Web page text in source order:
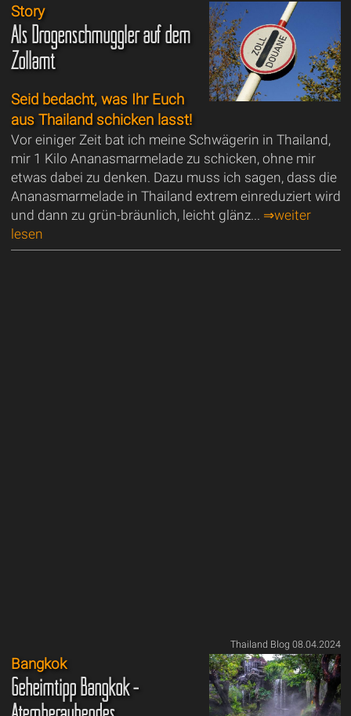
Story
Als Drogenschmuggler auf dem
Zollamt
Seid bedacht, was Ihr Euch
aus Thailand schicken lasst!
Vor einiger Zeit bat ich meine Schwägerin in Thailand,
mir 1 Kilo Ananasmarmelade zu schicken, ohne mir
etwas dabei zu denken. Dazu muss ich sagen, dass die
Ananasmarmelade in Thailand extrem einreduziert wird
und dann zu grün-bräunlich, leicht glänz... ⇒weiter
lesen
Thailand Blog 08.04.2024
Bangkok
Geheimtipp Bangkok -